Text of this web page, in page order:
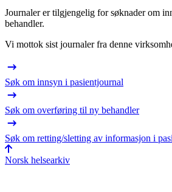
Journaler er tilgjengelig for søknader om
behandler.
Vi mottok sist journaler fra denne
Søk om innsyn i pasientjournal
Søk om overføring til ny behandler
Søk om retting/sletting av informasjon i
Norsk helsearkiv